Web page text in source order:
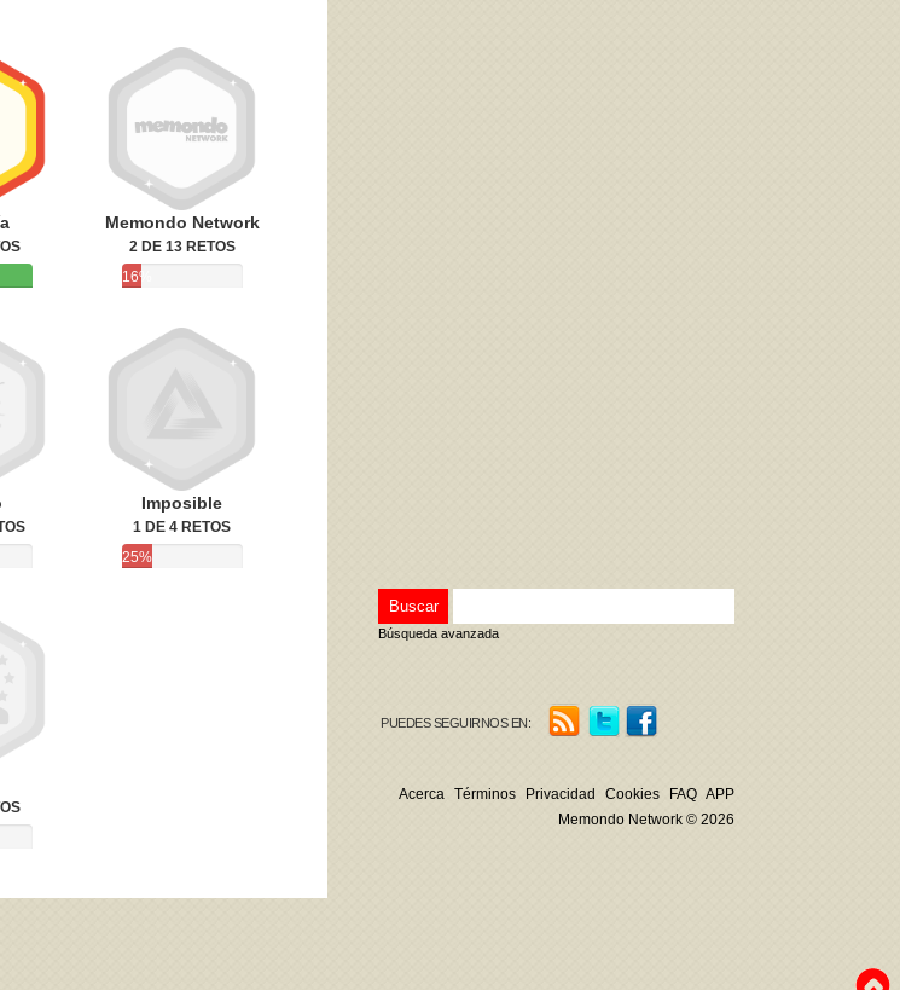
Memondo Network
2 DE 13 RETOS
16%
Imposible
1 DE 4 RETOS
25%
Búsqueda avanzada
PUEDES SEGUIRNOS EN:
Acerca Términos Privacidad Cookies FAQ APP
Memondo Network © 2026